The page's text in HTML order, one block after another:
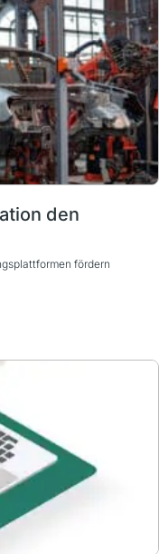
den
fördern